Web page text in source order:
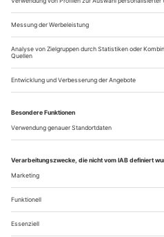
Eine Frage der
Sandra Strunz/Viola Hasselberg
Stück mit Bankräubern jenseits der
Ein Titel allein reicht nicht.
muss erklärt werden, es
deutsch-polnisches Stück mit
lautet er – und ist schon
natürlich nicht mit, auch keine
polnische Schauspieler, Profis
nichts als...
Über uns Kontakt